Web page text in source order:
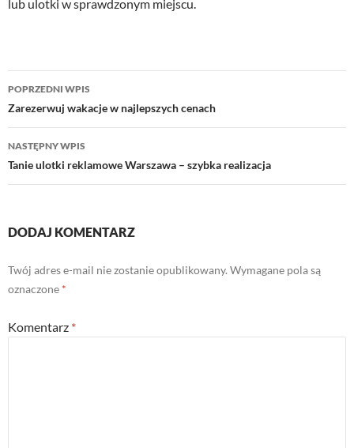
lub ulotki w sprawdzonym miejscu.
Nawigacja
wpisu
POPRZEDNI WPIS
Zarezerwuj wakacje w najlepszych cenach
NASTĘPNY WPIS
Tanie ulotki reklamowe Warszawa – szybka realizacja
DODAJ KOMENTARZ
Twój adres e-mail nie zostanie opublikowany. Wymagane pola są
oznaczone *
Komentarz *